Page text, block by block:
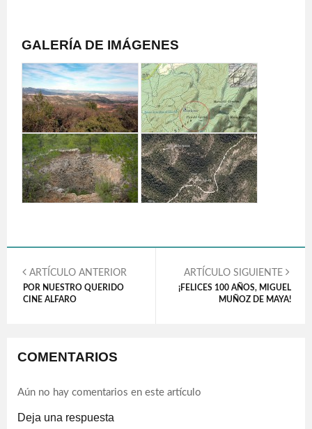
GALERÍA DE IMÁGENES
ARTÍCULO ANTERIOR
POR NUESTRO QUERIDO
CINE ALFARO
ARTÍCULO SIGUIENTE
¡FELICES 100 AÑOS, MIGUEL
MUÑOZ DE MAYA!
COMENTARIOS
Aún no hay comentarios en este artículo
Deja una respuesta